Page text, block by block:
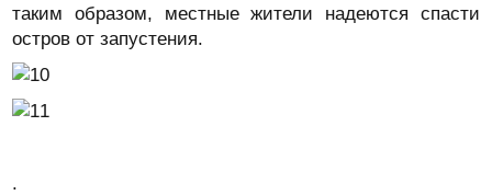
таким образом, местные жители надеются спасти
остров от запустения.
.